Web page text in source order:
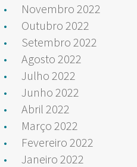
Novembro 2022
Outubro 2022
Setembro 2022
Agosto 2022
Julho 2022
Junho 2022
Abril 2022
Março 2022
Fevereiro 2022
Janeiro 2022